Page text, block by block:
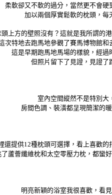
柔軟卻又不軟的過分，當然更不會硬
加以兩個厚實鬆軟的枕頭，每
上方的壁照沒有？這就是我所謂的
次特地去跑馬地參觀了賽馬博物館
這是早期跑馬地馬場的樣貌，經過
但照片留下了見證，見證了
室內空間縱然不是特別大
房間色調、裝潢都呈現簡潔的
還提供12種枕頭可選擇，看上喜歡的
蘆薈纖維枕和太空零壓力枕，都蠻
明亮新穎的浴室我很喜歡，看